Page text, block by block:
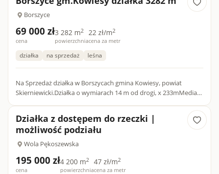
Borszyce
69 000 zł
cena
3 282 m2
powierzchnia
22 zł/m2
cena za metr
działka na sprzedaż leśna
Na Sprzedaż działka w Borszycach gmina Kowiesy, powiat
Skierniewicki.Działka o wymiarach 14 m od drogi, x 233mMedia
Działka z dostępem do rzeczki |
możliwość podziału
Wola Pękoszewska
195 000 zł
cena
4 200 m2
powierzchnia
47 zł/m2
cena za metr